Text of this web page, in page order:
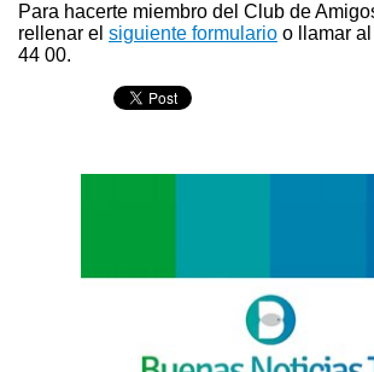
Para hacerte miembro del Club de
rellenar el siguiente formulario o llamar
44 00.